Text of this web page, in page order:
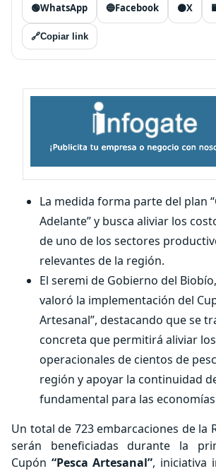
🟢WhatsApp 🔵Facebook ⚫X
🔗Copiar link
La medida forma parte del plan
Adelante” y busca aliviar los
de uno de los sectores
relevantes de la región.
El seremi de Gobierno del
valoró la implementación del
Artesanal”, destacando que se
concreta que permitirá aliviar
operacionales de cientos de
región y apoyar la continuidad
fundamental para las
Un total de 723 embarcaciones de la
serán beneficiadas durante la
Cupón “Pesca Artesanal”, iniciativa